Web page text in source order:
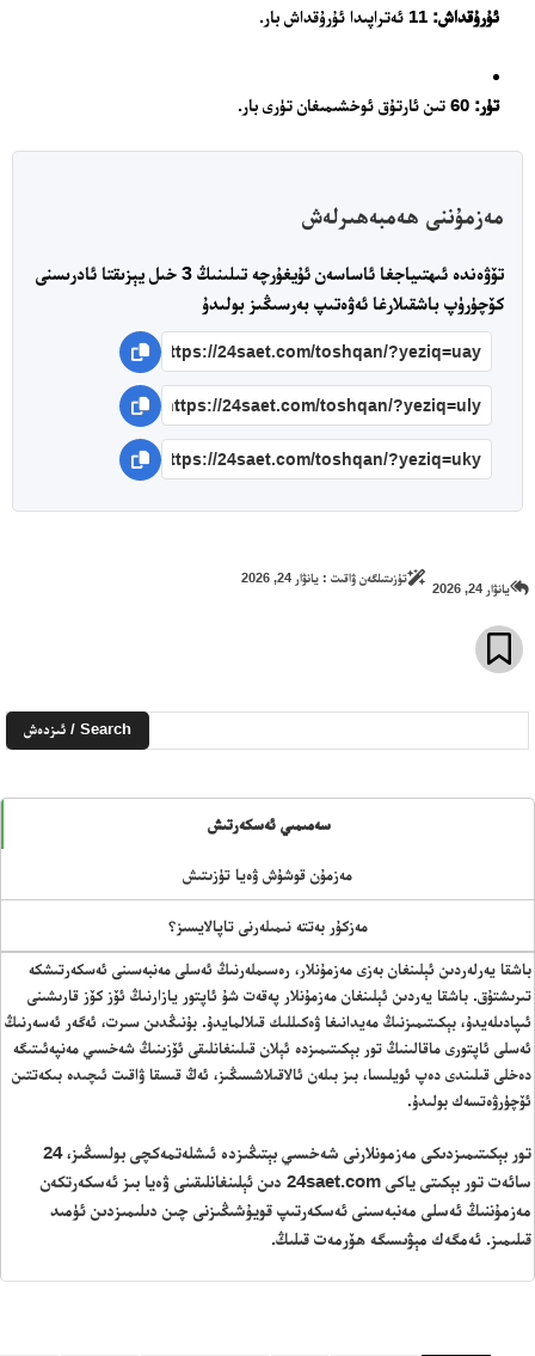
تور بېكىتىمىز
ئاناسەھىپە
بىز كىم؟
بىزنى قوللاڭ
ئالاقىلىشىش
مۇنبەر
ئۇرۇقداش:
تۈر:
مەزمۇننى ھەمبەھىرلەش
تۆۋەندە ئىھتىياجغا ئاساسەن ئۇيغۇرچە تىلىنىڭ 3 خىل يېزىقتا ئادرىسنى
كۆچۈرۈپ باشقىلارغا ئەۋەتىپ بەرسىڭىز بولىدۇ
يانۋار 24, 2026
تۈزىتىلگەن ۋاقىت : يانۋار 24, 2026
Search / ئىزدەش
سەمىمىي ئەسكەرتىش
مەزمۇن قوشۇش ۋەيا تۈزىتىش
مەزكۇر بەتتە نىمىلەرنى تاپالايسىز؟
باشقا يەرلەردىن ئېلىنغان بەزى مەزمۇنلار، رەسىملەرنىڭ ئەسلى مەنبەسىنى ئەسكەرتىشكە
تىرىشتۇق. باشقا يەردىن ئېلىنغان مەزمۇنلار پەقەت شۇ ئاپتور يازارنىڭ ئۆز كۆز قارىشىنى
ئىپادىلەيدۇ، بېكىتىمىزنىڭ مەيدانىغا ۋەكىللىك قىلالمايدۇ. بۇنىڭدىن سىرت، ئەگەر ئەسەرنىڭ
ئەسلى ئاپتورى ماقالىنىڭ تور بېكىتىمىزدە ئېلان قىلىنغانلىقى ئۆزىنىڭ شەخسىي مەنپەئىتىگە
دەخلى قىلىندى دەپ ئويلىسا، بىز بىلەن ئالاقىلاشسىڭىز، ئەڭ قىسقا ۋاقىت ئىچىدە بىكەتتىن
ئۆچۈرۋەتسەك بولىدۇ.
تور بېكىتىمىزدىكى مەزمونلارنى شەخسىي بېتىڭىزدە ئىشلەتمەكچى بولسىڭىز، 24
سائەت تور بېكىتى ياكى 24saet.com دىن ئېلىنغانلىقىنى ۋەيا بىز ئەسكەرتكەن
مەزمۇننىڭ ئەسلى مەنبەسىنى ئەسكەرتىپ قويۇشىڭىزنى چىن دىلىمىزدىن ئۈمىد
قىلىمىز. ئەمگەك مېۋىسىگە ھۆرمەت قىلىڭ.